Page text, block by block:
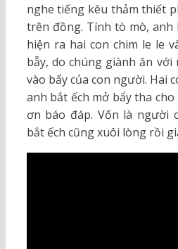
nghe tiếng kêu thảm thiết
trên đồng. Tính tò mò,
hiện ra hai con chim le le
bẫy, do chúng giành ăn
vào bẩy của con người. Hai
anh bắt ếch mở bẩy tha
ơn báo đáp. Vốn là người
bắt ếch cũng xuôi lòng rồi